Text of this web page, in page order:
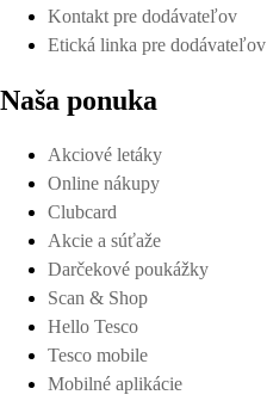
Kontakt pre dodávateľov
Etická linka pre dodávateľov
Naša ponuka
Akciové letáky
Online nákupy
Clubcard
Akcie a súťaže
Darčekové poukážky
Scan & Shop
Hello Tesco
Tesco mobile
Mobilné aplikácie